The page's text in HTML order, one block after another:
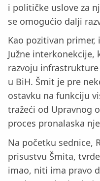
i političke uslove za
se omogućio dalji
Kao pozitivan
Južne
razvoju
u BiH. Šmit je pre
ostavku na funkciju
tražeći od Upravnog
proces pronalaska
Na početku sednice,
prisustvu Šmita,
imao, niti ima pravo